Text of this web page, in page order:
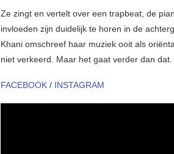
Ze zingt en vertelt over een trapbeat, de
invloeden zijn duidelijk te horen in de
Khani omschreef haar muziek ooit als
niet verkeerd. Maar het gaat verder dan dat.
FACEBOOK / INSTAGRAM